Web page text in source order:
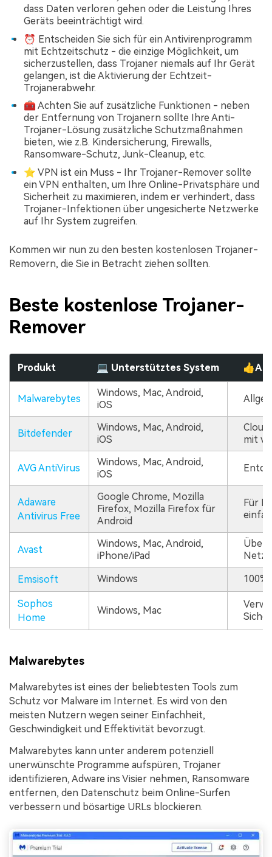
dass Daten verloren gehen oder die Leistung Ihres
Geräts beeinträchtigt wird.
⏰ Entscheiden Sie sich für ein Antivirenprogramm
mit Echtzeitschutz - die einzige Möglichkeit, um
sicherzustellen, dass Trojaner niemals auf Ihr Gerät
gelangen, ist die Aktivierung der Echtzeit-
Trojanerabwehr.
🧰 Achten Sie auf zusätzliche Funktionen - neben
der Entfernung von Trojanern sollte Ihre Anti-
Trojaner-Lösung zusätzliche Schutzmaßnahmen
bieten, wie z.B. Kindersicherung, Firewalls,
Ransomware-Schutz, Junk-Cleanup, etc.
⭐ VPN ist ein Muss - Ihr Trojaner-Remover sollte
ein VPN enthalten, um Ihre Online-Privatsphäre und
Sicherheit zu maximieren, indem er verhindert, dass
Trojaner-Infektionen über ungesicherte Netzwerke
auf Ihr System zugreifen.
Kommen wir nun zu den besten kostenlosen Trojaner-
Removern, die Sie in Betracht ziehen sollten.
Beste kostenlose Trojaner-
Remover
Produkt 💻 Unterstütztes System
Malwarebytes
Windows, Mac, Android,
iOS
Bitdefender
Windows, Mac, Android,
iOS
mit
AVG AntiVirus
Windows, Mac, Android,
iOS
Adaware
Antivirus Free
Google Chrome, Mozilla
Firefox, Mozilla Firefox für
Android
Für
Avast
Windows, Mac, Android,
iPhone/iPad
Emsisoft Windows
Sophos
Home
Windows, Mac
Malwarebytes
Malwarebytes ist eines der beliebtesten Tools zum
Schutz vor Malware im Internet. Es wird von den
meisten Nutzern wegen seiner Einfachheit,
Geschwindigkeit und Effektivität bevorzugt.
Malwarebytes kann unter anderem potenziell
unerwünschte Programme aufspüren, Trojaner
identifizieren, Adware ins Visier nehmen, Ransomware
entfernen, den Datenschutz beim Online-Surfen
verbessern und bösartige URLs blockieren.